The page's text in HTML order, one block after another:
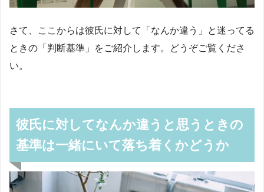
さて、ここからは彼氏に対して「なんか違う」と迷ってる
ときの「判断基準」をご紹介します。どうぞご覧くださ
い。
彼氏に対してなんか違うと思うときの
基準は一緒にいて落ち着くかどうか